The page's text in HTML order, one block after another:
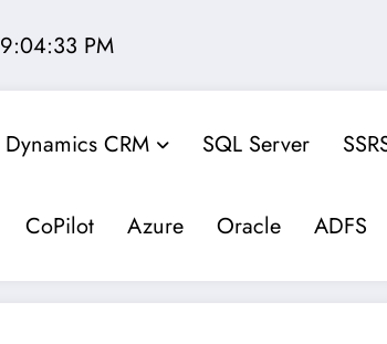
9:04:33 PM
Dynamics CRM SQL Server
CoPilot Azure Oracle ADFS